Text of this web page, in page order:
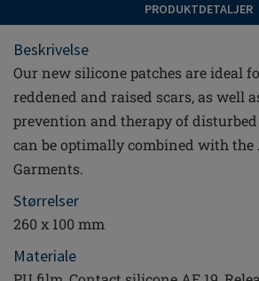
PRODUKTDETALJER
Beskrivelse
Our new silicone patches are ideal
reddened and raised scars, as well
prevention and therapy of disturbed
can be optimally combined with the
Garments.
Størrelser
260 x 100 mm
Materiale